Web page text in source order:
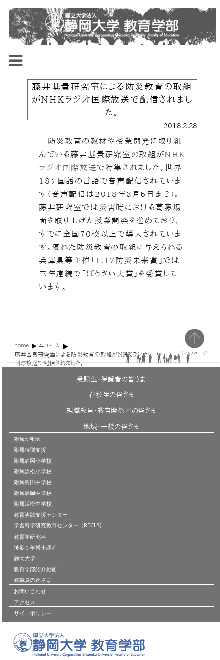
藤井基貴研究室による防災教育の取組
がNHKラジオ国際放送で配信されまし
た。
2018.2.28
防災教育の教材や授業開発に取り組
んでいる藤井基貴研究室の取組がNHK
ラジオ国際放送で特集されました。世界
18ヶ国語の言語で音声配信されていま
す（音声配信は2018年3月6日まで）。
藤井研究室では災害時における葛藤場
面を取り上げた授業開発を進めており、
すでに全国70校以上で導入されていま
す。優れた防災教育の取組に与えられる
兵庫県等主催「1.17防災未来賞」では
三年連続で「ぼうさい大賞」を受賞して
います。
home
ニュース
藤井基貴研究室による防災教育の取組がNHKラジオ
国際放送で配信されました。
トップページ
受験生・保護者の皆さま
在校生の皆さま
現職教員・教育関係者の皆さま
地域・一般の皆さま
附属幼稚園
附属特別支援
附属静岡小学校
附属浜松小学校
附属島田中学校
附属静岡中学校
附属浜松中学校
教育実践支援センター
学習科学研究教育センター（RECLS)
教育学研究科
後期３年博士課程
静岡大学
教育学部紹介動画
教職員の皆さま
お問い合わせ
アクセス
サイトポリシー